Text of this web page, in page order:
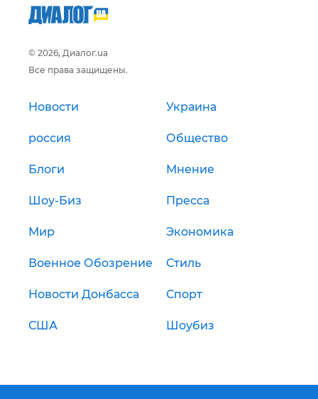
© 2026, Диалог.ua
Все права защищены.
Новости Украина
россия Общество
Блоги Мнение
Шоу-Биз Пресса
Мир Экономика
Военное Обозрение Стиль
Новости Донбасса Спорт
США Шоубиз